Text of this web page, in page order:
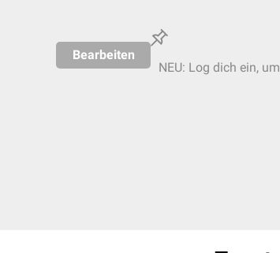
Bearbeiten
NEU: Log dich ein,